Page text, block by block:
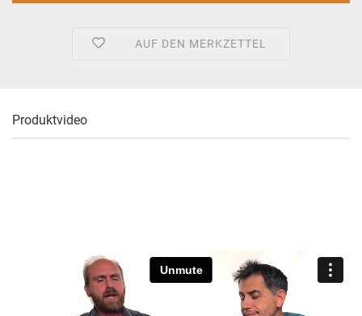
AUF DEN MERKZETTEL
Produktvideo